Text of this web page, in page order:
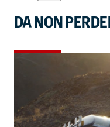
DA NON